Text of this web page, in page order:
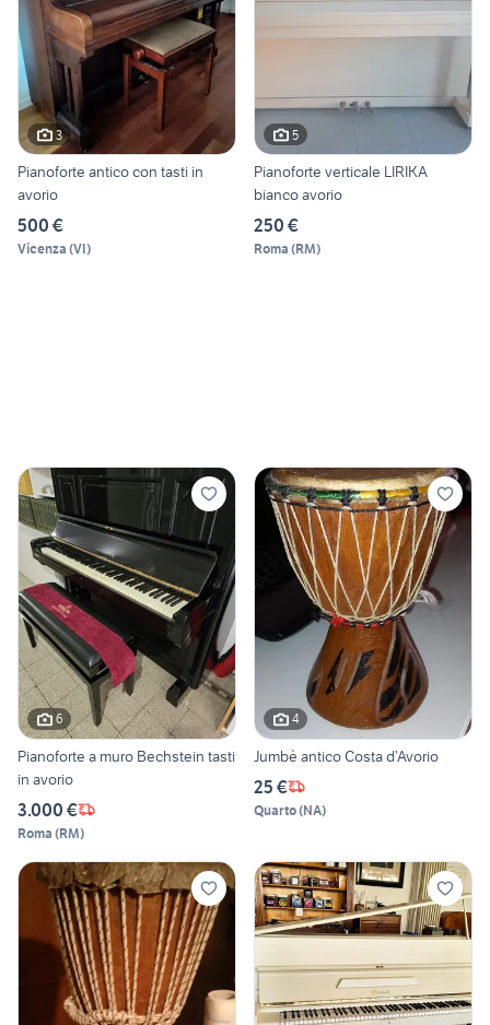
3
Pianoforte antico con tasti in
avorio
500 €
Vicenza (VI)
5
Pianoforte verticale LIRIKA
bianco avorio
250 €
Roma (RM)
6
Pianoforte a muro Bechstein tasti
in avorio
3.000 €
Roma (RM)
4
Jumbè antico Costa d’Avorio
25 €
Quarto(NA)